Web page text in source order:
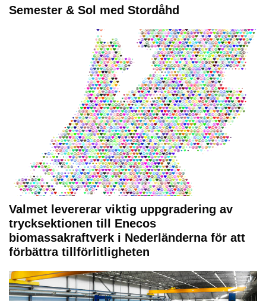
Semester & Sol med Stordåhd
Valmet levererar viktig uppgradering av
trycksektionen till Enecos
biomassakraftverk i Nederländerna för att
förbättra tillförlitligheten